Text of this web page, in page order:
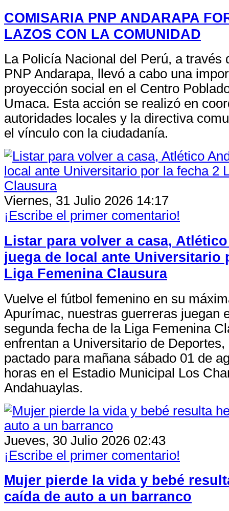
COMISARIA PNP ANDARAPA
LAZOS CON LA COMUNIDAD
La Policía Nacional del Perú, a través
PNP Andarapa, llevó a cabo una
proyección social en el Centro
Umaca. Esta acción se realizó en
autoridades locales y la directiva
el vínculo con la ciudadanía.
Viernes, 31 Julio 2026 14:17
¡Escribe el primer comentario!
Listar para volver a casa,
juega de local ante Universitario
Liga Femenina Clausura
Vuelve el fútbol femenino en su
Apurímac, nuestras guerreras juegan
segunda fecha de la Liga Femenina
enfrentan a Universitario de Deportes,
pactado para mañana sábado 01 de
horas en el Estadio Municipal Los
Andahuaylas.
Jueves, 30 Julio 2026 02:43
¡Escribe el primer comentario!
Mujer pierde la vida y bebé
caída de auto a un barranco